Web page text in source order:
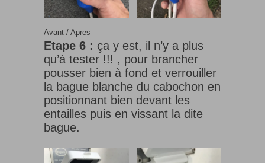
Avant / Apres
Etape 6 : ça y est, il n’y a plus
qu’à tester !!! , pour brancher
pousser bien à fond et verrouiller
la bague blanche du cabochon en
positionnant bien devant les
entailles puis en vissant la dite
bague.